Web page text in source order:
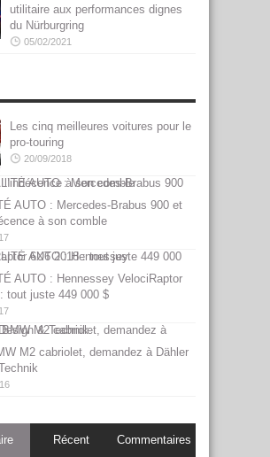
utilitaire aux performances dignes
du Nürburgring
05/02/2021
Les cinq meilleures voitures pour le
pro-touring
20/09/2018
AUTO : Mercedes-Brabus 900 et
à son comble
AUTO : Hennessey VelociRaptor
tout juste 449 000 $
M2 cabriolet, demandez à Dähler
Récent Commentaires